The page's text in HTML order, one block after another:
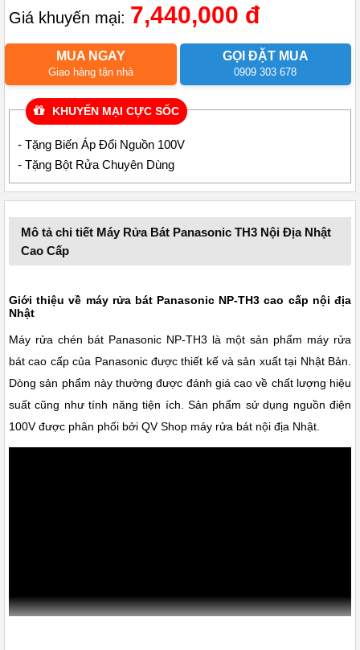
Giá khuyến mại: 7,440,000 đ
MUA NGAY
Giao hàng tận nhà
GỌI ĐẶT MUA
0909 303 678
KHUYẾN MẠI CỰC SỐC
- Tặng Biến Áp Đổi Nguồn 100V
- Tặng Bột Rửa Chuyên Dùng
Mô tả chi tiết Máy Rửa Bát Panasonic TH3 Nội Địa Nhật
Cao Cấp
Giới thiệu về máy rửa bát Panasonic NP-TH3 cao cấp nội địa
Nhật
Máy rửa chén bát Panasonic NP-TH3 là một sản phẩm máy rửa
bát cao cấp của Panasonic được thiết kế và sản xuất tại Nhật Bản.
Dòng sản phẩm này thường được đánh giá cao về chất lượng hiệu
suất cũng như tính năng tiện ích. Sản phẩm sử dụng nguồn điện
100V được phân phối bởi QV Shop máy rửa bát nội địa Nhật.